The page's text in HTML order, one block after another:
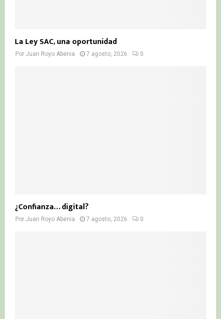
La Ley SAC, una oportunidad
Por Juan Royo Abenia 7 agosto, 2026 0
¿Confianza… digital?
Por Juan Royo Abenia 7 agosto, 2026 0